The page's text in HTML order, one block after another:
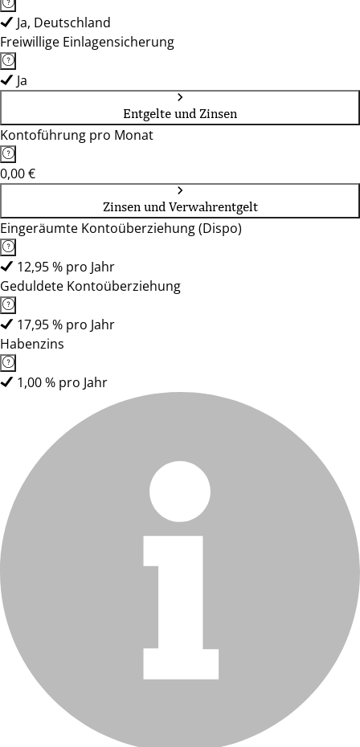
Ja, Deutschland
Freiwillige Einlagensicherung
Ja
Entgelte und Zinsen
Kontoführung pro Monat
0,00 €
Zinsen und Verwahrentgelt
Eingeräumte Kontoüberziehung (Dispo)
12,95 % pro Jahr
Geduldete Kontoüberziehung
17,95 % pro Jahr
Habenzins
1,00 % pro Jahr